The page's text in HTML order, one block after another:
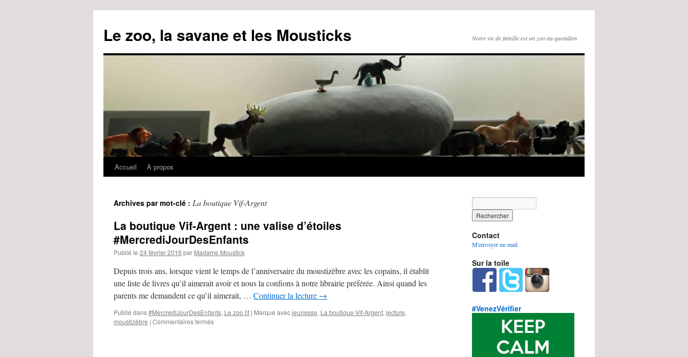
Le zoo, la savane et les Mousticks Notre vie de famille est un zoo au quotidien
Aller
contenu
Accueil À propos
Archives par mot-clé : La boutique Vif-Argent
La boutique Vif-Argent : une valise d’étoiles
#MercrediJourDesEnfants
Publié le 24 février 2016 par Madame Moustick
Depuis trois ans, lorsque vient le temps de l’anniversaire du moustizèbre avec les copains, il établit
une liste de livres qu’il aimerait avoir et nous la confions à notre librairie préférée. Ainsi quand les
parents me demandent ce qu’il aimerait, … Continuer la lecture →
Publié dans#MercrediJourDesEnfants, Le zoo lit | Marqué avecjeunesse, La boutique Vif-Argent, lecture,
moustizèbre | Commentaires fermés
Contact
M'envoyer un mail
Sur la toile
#VenezVérifier